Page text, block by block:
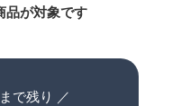
品が対象です
で残り ／